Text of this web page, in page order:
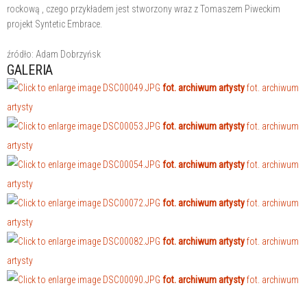
rockową , czego przykładem jest stworzony wraz z Tomaszem Piweckim
projekt Syntetic Embrace.
źródło: Adam Dobrzyńsk
GALERIA
fot. archiwum artystyfot. archiwum
artysty
fot. archiwum artystyfot. archiwum
artysty
fot. archiwum artystyfot. archiwum
artysty
fot. archiwum artystyfot. archiwum
artysty
fot. archiwum artystyfot. archiwum
artysty
fot. archiwum artystyfot. archiwum